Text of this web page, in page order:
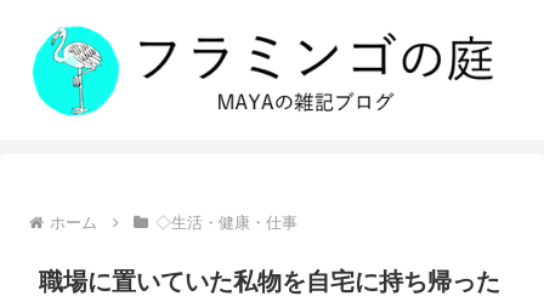
ホーム ◇生活・健康・仕事
職場に置いていた私物を自宅に持ち帰った